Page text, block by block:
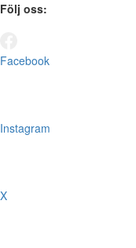
Följ oss:
Facebook
Instagram
X